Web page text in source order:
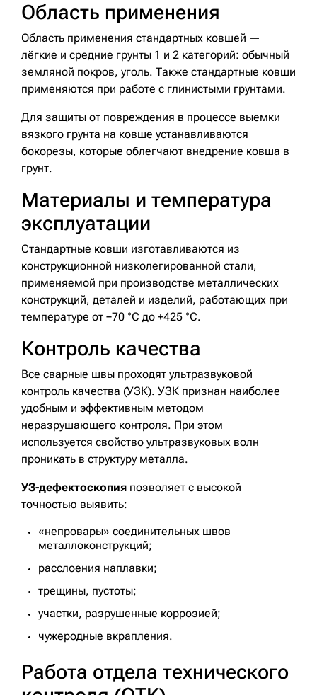
Область применения
Область применения стандартных ковшей —
лёгкие и средние грунты 1 и 2 категорий: обычный
земляной покров, уголь. Также стандартные ковши
применяются при работе с глинистыми грунтами.
Для защиты от повреждения в процессе выемки
вязкого грунта на ковше устанавливаются
бокорезы, которые облегчают внедрение ковша в
грунт.
Материалы и температура
эксплуатации
Стандартные ковши изготавливаются из
конструкционной низколегированной стали,
применяемой при производстве металлических
конструкций, деталей и изделий, работающих при
температуре от −70 °C до +425 °C.
Контроль качества
Все сварные швы проходят ультразвуковой
контроль качества (УЗК). УЗК признан наиболее
удобным и эффективным методом
неразрушающего контроля. При этом
используется свойство ультразвуковых волн
проникать в структуру металла.
УЗ-дефектоскопия позволяет с высокой
точностью выявить:
«непровары» соединительных швов
металлоконструкций;
расслоения наплавки;
трещины, пустоты;
участки, разрушенные коррозией;
чужеродные вкрапления.
Работа отдела технического